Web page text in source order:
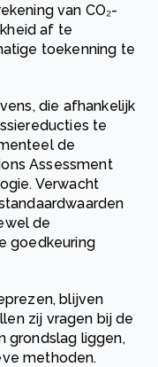
van CO₂-
af te
toekenning te
die afhankelijk
te
de
Assessment
Verwacht
de
goedkeuring
blijven
zij vragen bij de
grondslag liggen,
methoden.